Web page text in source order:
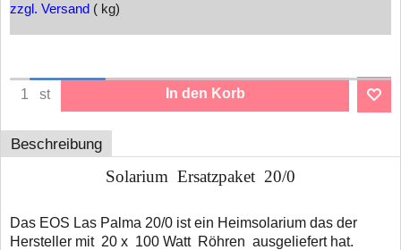
zzgl. Versand kg
st In den Korb
Beschreibung
Solarium Ersatzpaket 20/0
Das EOS Las Palma 20/0 ist ein Heimsolarium das der
Hersteller mit 20 x 100 Watt Röhren ausgeliefert hat.